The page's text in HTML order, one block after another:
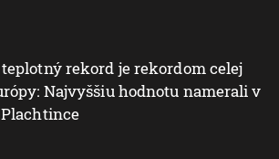
rekord je rekordom celej
Najvyššiu hodnotu namerali v